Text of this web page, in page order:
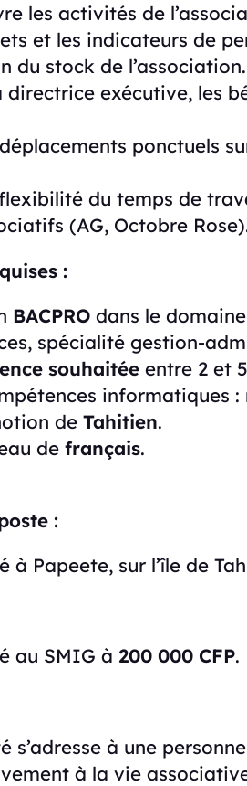
les activités de
et les indicateurs de
du stock de l’association.
exécutive, les
ponctuels
du temps de
(AG, Octobre
:
BACPRO dans le
spécialité gestion-
souhaitée entre 2 et
informatiques
de Tahitien.
de français.
:
à Papeete, sur l’île de
au SMIG à 200 000 CFP.
s’adresse à une
à la vie